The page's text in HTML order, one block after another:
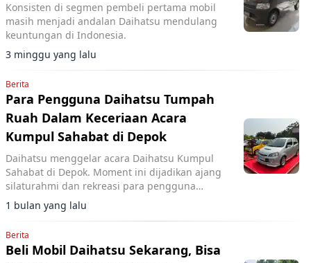
Konsisten di segmen pembeli pertama mobil
masih menjadi andalan Daihatsu mendulang
keuntungan di Indonesia.
3 minggu yang lalu
Berita
Para Pengguna Daihatsu Tumpah
Ruah Dalam Keceriaan Acara
Kumpul Sahabat di Depok
Daihatsu menggelar acara Daihatsu Kumpul
Sahabat di Depok. Moment ini dijadikan ajang
silaturahmi dan rekreasi para pengguna
Daihatsu.
1 bulan yang lalu
Berita
Beli Mobil Daihatsu Sekarang, Bisa